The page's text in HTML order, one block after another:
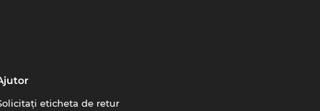
eticheta de retur